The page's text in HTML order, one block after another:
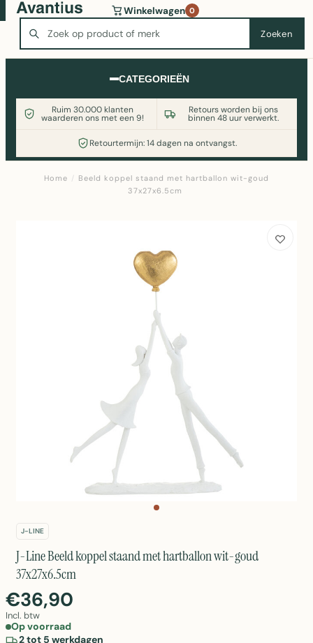
Zoeken
Winkelwagen 0
CATEGORIEËN
Ruim 30.000 klanten
waarderen ons met een 9!
Retours worden bij ons
binnen 48 uur verwerkt.
Retourtermijn: 14 dagen na ontvangst.
Wasmachine of koelkast nodig? Vergelijk alle prijzen op
Witgoedaanbod.nl
Home / Beeld koppel staand met hartballon wit-goud
37x27x6.5cm
J-LINE
J-Line Beeld koppel staand met hartballon wit-goud
37x27x6.5cm
€36,90
Incl. btw
Op voorraad
2 tot 5 werkdagen